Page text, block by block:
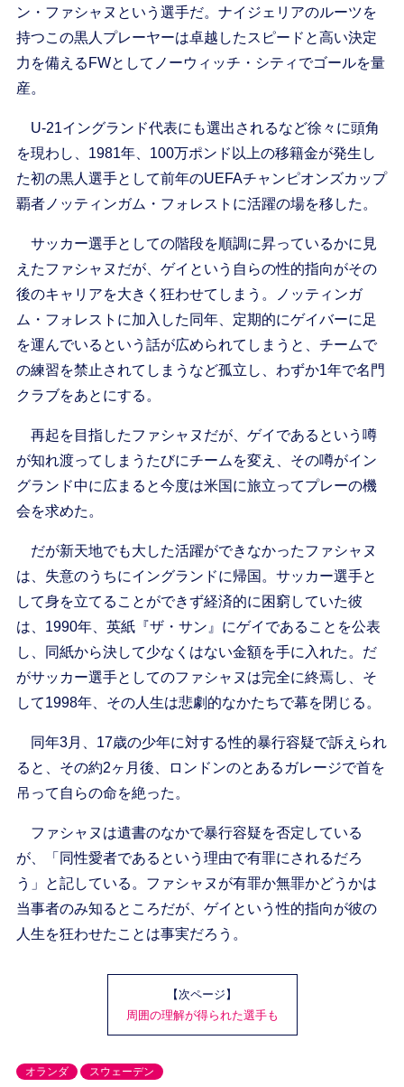
ン・ファシャヌという選手だ。ナイジェリアのルーツを
持つこの黒人プレーヤーは卓越したスピードと高い決定
力を備えるFWとしてノーウィッチ・シティでゴールを量
産。
U-21イングランド代表にも選出されるなど徐々に頭角
を現わし、1981年、100万ポンド以上の移籍金が発生し
た初の黒人選手として前年のUEFAチャンピオンズカップ
覇者ノッティンガム・フォレストに活躍の場を移した。
サッカー選手としての階段を順調に昇っているかに見
えたファシャヌだが、ゲイという自らの性的指向がその
後のキャリアを大きく狂わせてしまう。ノッティンガ
ム・フォレストに加入した同年、定期的にゲイバーに足
を運んでいるという話が広められてしまうと、チームで
の練習を禁止されてしまうなど孤立し、わずか1年で名門
クラブをあとにする。
再起を目指したファシャヌだが、ゲイであるという噂
が知れ渡ってしまうたびにチームを変え、その噂がイン
グランド中に広まると今度は米国に旅立ってプレーの機
会を求めた。
だが新天地でも大した活躍ができなかったファシャヌ
は、失意のうちにイングランドに帰国。サッカー選手と
して身を立てることができず経済的に困窮していた彼
は、1990年、英紙『ザ・サン』にゲイであることを公表
し、同紙から決して少なくはない金額を手に入れた。だ
がサッカー選手としてのファシャヌは完全に終焉し、そ
して1998年、その人生は悲劇的なかたちで幕を閉じる。
同年3月、17歳の少年に対する性的暴行容疑で訴えられ
ると、その約2ヶ月後、ロンドンのとあるガレージで首を
吊って自らの命を絶った。
ファシャヌは遺書のなかで暴行容疑を否定している
が、「同性愛者であるという理由で有罪にされるだろ
う」と記している。ファシャヌが有罪か無罪かどうかは
当事者のみ知るところだが、ゲイという性的指向が彼の
人生を狂わせたことは事実だろう。
【次ページ】
周囲の理解が得られた選手も
オランダ スウェーデン